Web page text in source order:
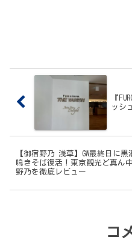
『
ッシ
【御宿野乃 浅草】GW最終日に
鳴きそば復活！東京観光ど真ん
野乃を徹底レビュー
コ